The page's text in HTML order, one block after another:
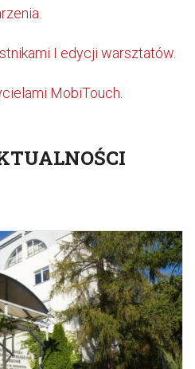
I edycji warsztatów.
MobiTouch.